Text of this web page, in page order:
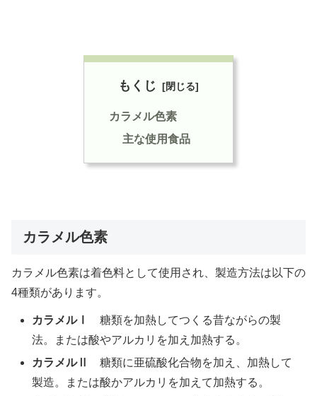
もくじ
カラメル色素
主な使用食品
カラメル色素
カラメル色素は着色料として使用され、製造方法は以下の
4種類があります。
カラメルⅠ
糖類を加熱してつくる昔ながらの製
法。または酸やアルカリを加え加熱する。
カラメルⅡ
糖類に亜硫酸化合物を加え、加熱して
製造。または酸かアルカリを加えて加熱する。